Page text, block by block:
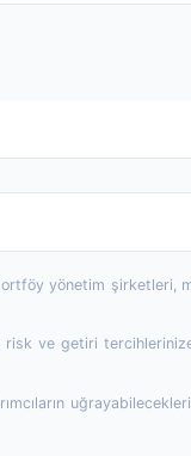
portföy yönetim
risk ve getiri